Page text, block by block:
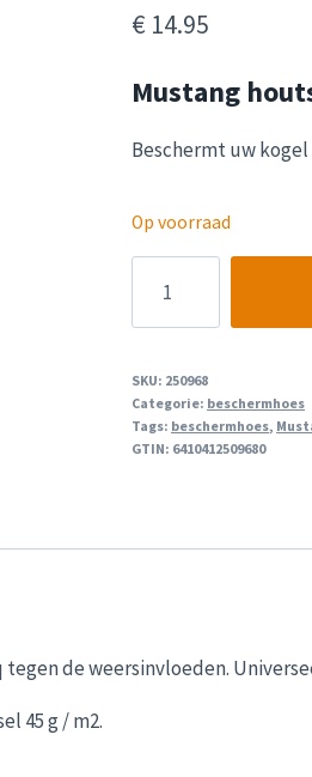
€ 14.95
Mustang
Beschermt uw
Op voorraad
Houtskool
Bbq
64
Cm
SKU: 250968
Categorie: beschermhoes
Tags: beschermhoes,
GTIN: 6410412509680
de weersinvloeden.
45 g / m2.